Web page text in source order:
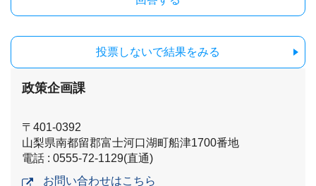
投票しないで結果をみる
政策企画課
〒401-0392
山梨県南都留郡富士河口湖町船津1700番地
電話 : 0555-72-1129(直通)
お問い合わせはこちら